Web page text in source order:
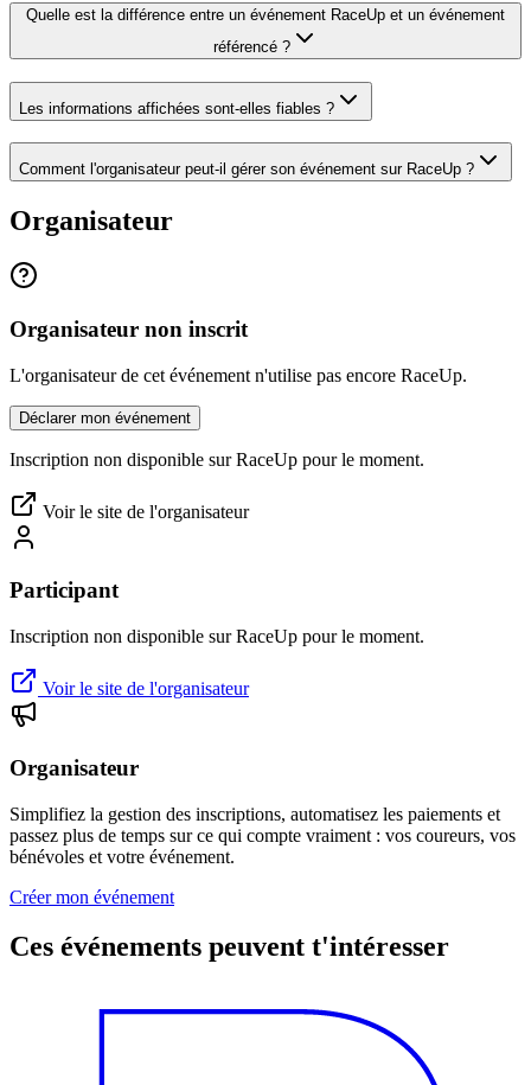
Quelle est la différence entre un événement RaceUp et un événement
référencé ?
Les informations affichées sont-elles fiables ?
Comment l'organisateur peut-il gérer son événement sur RaceUp ?
Organisateur
Organisateur non inscrit
L'organisateur de cet événement n'utilise pas encore RaceUp.
Déclarer mon événement
Inscription non disponible sur RaceUp pour le moment.
Voir le site de l'organisateur
Participant
Inscription non disponible sur RaceUp pour le moment.
Voir le site de l'organisateur
Organisateur
Simplifiez la gestion des inscriptions, automatisez les paiements et
passez plus de temps sur ce qui compte vraiment : vos coureurs, vos
bénévoles et votre événement.
Créer mon événement
Ces événements peuvent t'intéresser